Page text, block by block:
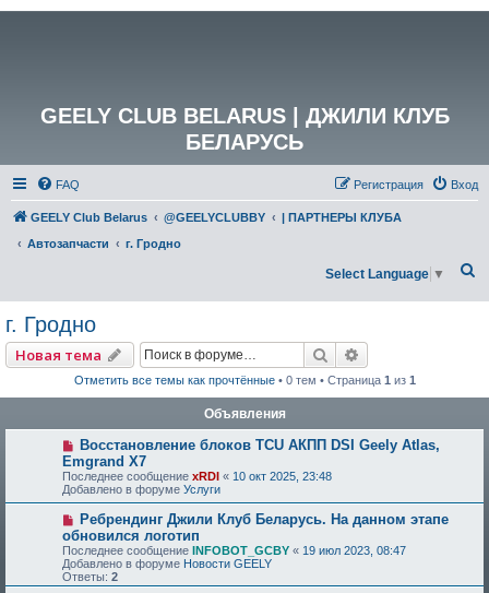
GEELY CLUB BELARUS | ДЖИЛИ КЛУБ
БЕЛАРУСЬ
FAQ Вход
Регистрация
GEELY Club Belarus @GEELYCLUBBY
| ПАРТНЕРЫ КЛУБА
Автозапчасти
г. Гродно
Select Language ▼
г. Гродно
Новая тема Поиск
Отметить все темы как прочтённые• 0 тем • Страница 1 из 1
Объявления
Восстановление блоков TCU АКПП DSI Geely Atlas,
Emgrand X7
Последнее сообщение xRDI « 10 окт 2025, 23:48
Добавлено в форуме Услуги
Ребрендинг Джили Клуб Беларусь. На данном этапе
обновился логотип
Последнее сообщение INFOBOT_GCBY « 19 июл 2023, 08:47
Добавлено в форуме Новости GEELY
Ответы: 2